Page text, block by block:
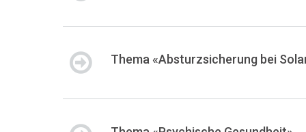
Thema «Absturzsicherung bei